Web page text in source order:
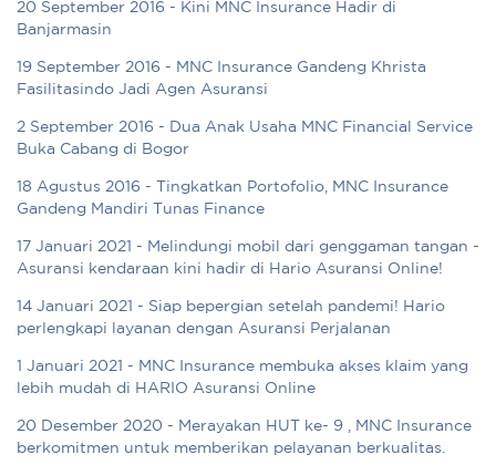
20 September 2016 - Kini MNC Insurance Hadir di
Banjarmasin
19 September 2016 - MNC Insurance Gandeng Khrista
Fasilitasindo Jadi Agen Asuransi
2 September 2016 - Dua Anak Usaha MNC Financial Service
Buka Cabang di Bogor
18 Agustus 2016 - Tingkatkan Portofolio, MNC Insurance
Gandeng Mandiri Tunas Finance
17 Januari 2021 - Melindungi mobil dari genggaman tangan -
Asuransi kendaraan kini hadir di Hario Asuransi Online!
14 Januari 2021 - Siap bepergian setelah pandemi! Hario
perlengkapi layanan dengan Asuransi Perjalanan
1 Januari 2021 - MNC Insurance membuka akses klaim yang
lebih mudah di HARIO Asuransi Online
20 Desember 2020 - Merayakan HUT ke- 9 , MNC Insurance
berkomitmen untuk memberikan pelayanan berkualitas.